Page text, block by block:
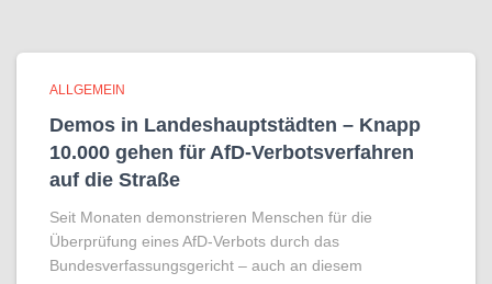
ALLGEMEIN
Demos in Landeshauptstädten – Knapp
10.000 gehen für AfD-Verbotsverfahren
auf die Straße
Seit Monaten demonstrieren Menschen für die
Überprüfung eines AfD-Verbots durch das
Bundesverfassungsgericht – auch an diesem